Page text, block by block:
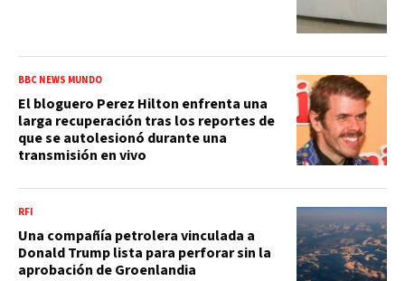
BBC NEWS MUNDO
El bloguero Perez Hilton enfrenta una
larga recuperación tras los reportes de
que se autolesionó durante una
transmisión en vivo
RFI
Una compañía petrolera vinculada a
Donald Trump lista para perforar sin la
aprobación de Groenlandia